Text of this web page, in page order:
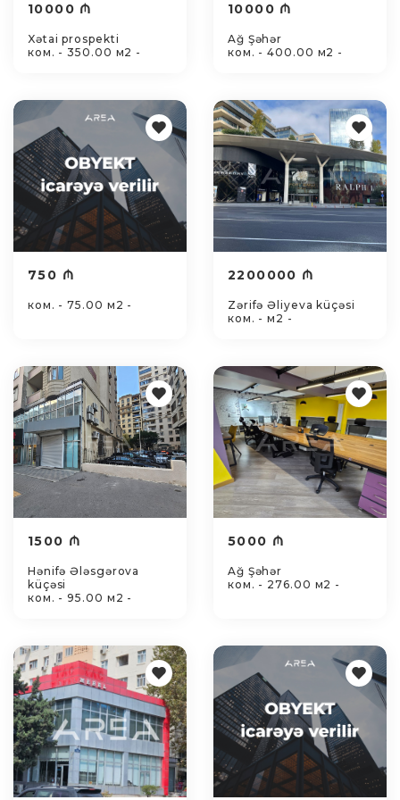
10000 ₼
Xətai prospekti
ком. - 350.00 м2 -
10000 ₼
Ağ Şəhər
ком. - 400.00 м2 -
750 ₼
ком. - 75.00 м2 -
2200000 ₼
Zərifə Əliyeva küçəsi
ком. - м2 -
1500 ₼
Hənifə Ələsgərova
küçəsi
ком. - 95.00 м2 -
5000 ₼
Ağ Şəhər
ком. - 276.00 м2 -